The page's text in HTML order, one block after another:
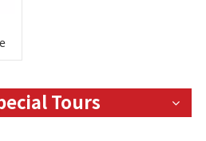
Tours